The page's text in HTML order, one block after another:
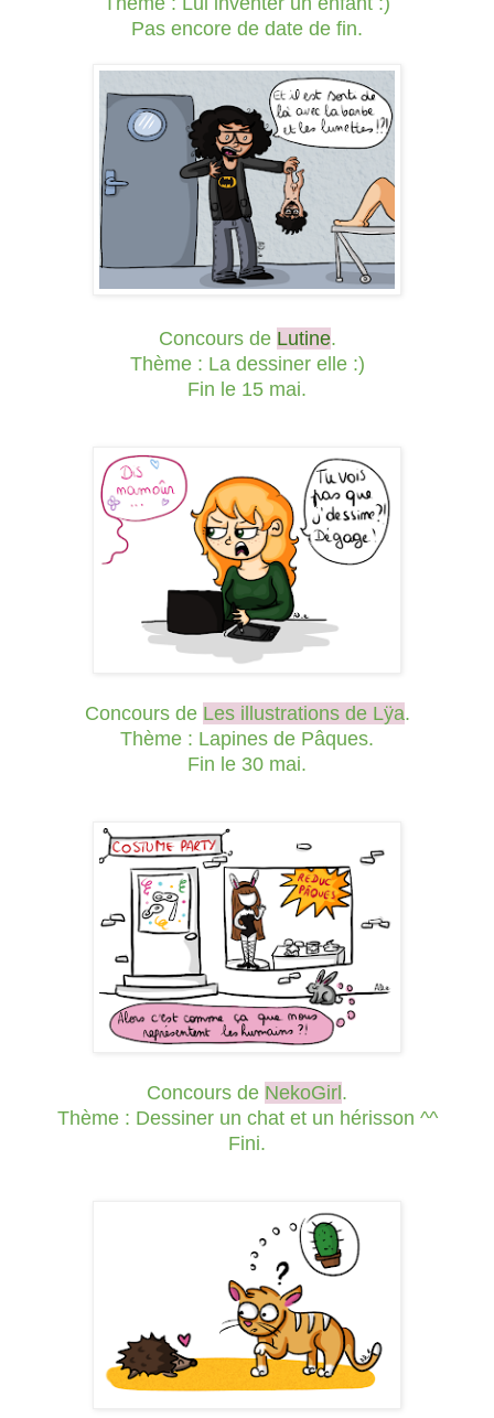
Pas encore de date de fin.
Concours de Lutine.
Thème : La dessiner elle :)
Fin le 15 mai.
Concours de Les illustrations de Lÿa.
Thème : Lapines de Pâques.
Fin le 30 mai.
Concours de NekoGirl.
Thème : Dessiner un chat et un hérisson ^^
Fini.